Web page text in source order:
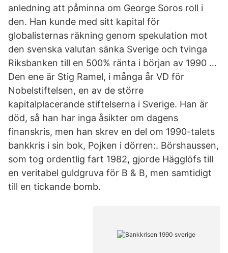
anledning att påminna om George Soros roll i
den. Han kunde med sitt kapital för
globalisternas räkning genom spekulation mot
den svenska valutan sänka Sverige och tvinga
Riksbanken till en 500% ränta i början av 1990 …
Den ene är Stig Ramel, i många år VD för
Nobelstiftelsen, en av de större
kapitalplacerande stiftelserna i Sverige. Han är
död, så han har inga åsikter om dagens
finanskris, men han skrev en del om 1990-talets
bankkris i sin bok, Pojken i dörren:. Börshaussen,
som tog ordentlig fart 1982, gjorde Hägglöfs till
en veritabel guldgruva för B & B, men samtidigt
till en tickande bomb.